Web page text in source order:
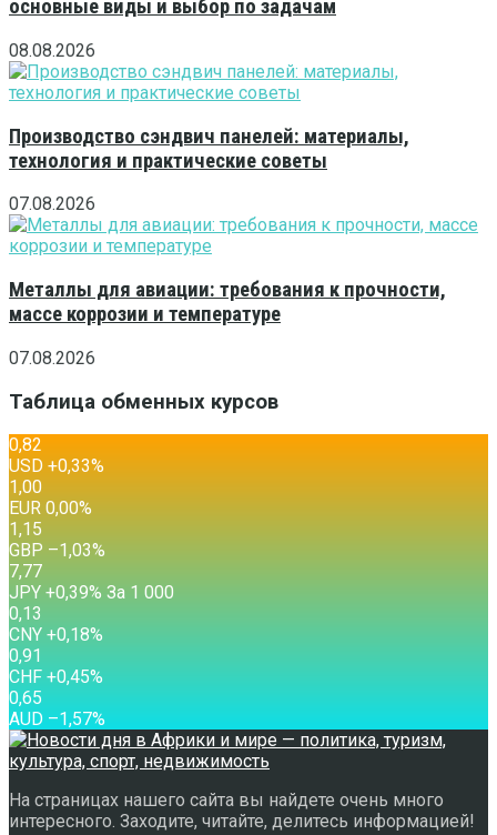
основные виды и выбор по задачам
08.08.2026
Производство сэндвич панелей: материалы,
технология и практические советы
07.08.2026
Металлы для авиации: требования к прочности,
массе коррозии и температуре
07.08.2026
Таблица обменных курсов
0,82
USD +0,33%
1,00
EUR 0,00%
1,15
GBP –1,03%
7,77
JPY +0,39% За 1 000
0,13
CNY +0,18%
0,91
CHF +0,45%
0,65
AUD –1,57%
На страницах нашего сайта вы найдете очень много
интересного. Заходите, читайте, делитесь информацией!